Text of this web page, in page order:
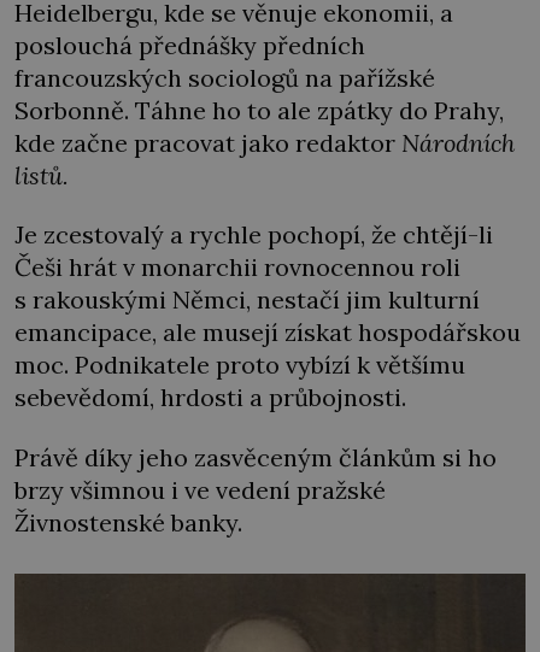
Heidelbergu, kde se věnuje ekonomii, a
poslouchá přednášky předních
francouzských sociologů na pařížské
Sorbonně. Táhne ho to ale zpátky do Prahy,
kde začne pracovat jako redaktor Národních
listů.
Je zcestovalý a rychle pochopí, že chtějí-li
Češi hrát v monarchii rovnocennou roli
s rakouskými Němci, nestačí jim kulturní
emancipace, ale musejí získat hospodářskou
moc. Podnikatele proto vybízí k většímu
sebevědomí, hrdosti a průbojnosti.
Právě díky jeho zasvěceným článkům si ho
brzy všimnou i ve vedení pražské
Živnostenské banky.